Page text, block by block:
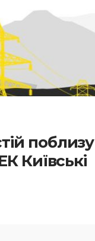
поблизу
Київські